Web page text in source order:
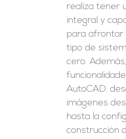
realiza tener
integral y
para afrontar
tipo de
cero.
AutoCAD:
imágenes
hasta la
construcción